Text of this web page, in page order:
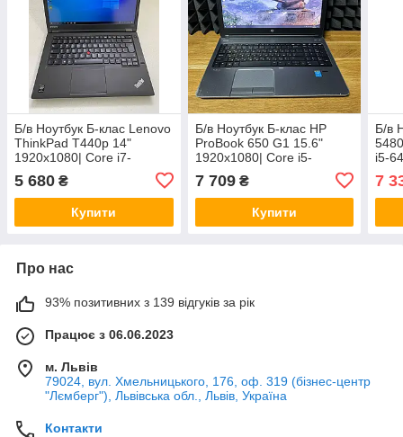
Б/в Ноутбук Б-клас Lenovo
ThinkPad T440p 14"
1920x1080| Core i7-
4600M| 8 GB RAM| 128 GB
SSD| HD 4600
5 680 ₴
Купити
Б/в Ноутбук Б-клас HP
ProBook 650 G1 15.6"
1920x1080| Core i5-
4210M| 8 GB RAM| 128 GB
SSD| HD 4600
7 709₴
Купити
Б/в
i5-
7
Про нас
93% позитивних з 139 відгуків за рік
Працює з 06.06.2023
м. Львів
79024, вул. Хмельницького, 176, оф. 319 (бізнес-центр
"Лємберг"), Львівська обл., Львів, Україна
Контакти